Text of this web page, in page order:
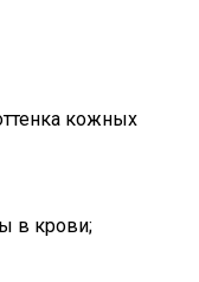
кожных
в крови;